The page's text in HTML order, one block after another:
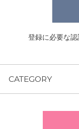
登録に必要な認
CATEGORY